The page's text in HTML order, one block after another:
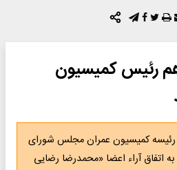
رئیس کمیسیون
رئیسه کمیسیون عمران مجلس شورای
به اتفاق آراء اعضا «محمدرضا رضایی